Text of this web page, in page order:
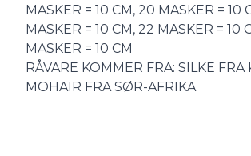
MASKER = 10 CM, 20 MASKER = 10
MASKER = 10 CM, 22 MASKER = 10
MASKER = 10 CM
RÅVARE KOMMER FRA: SILKE FRA
MOHAIR FRA SØR-AFRIKA